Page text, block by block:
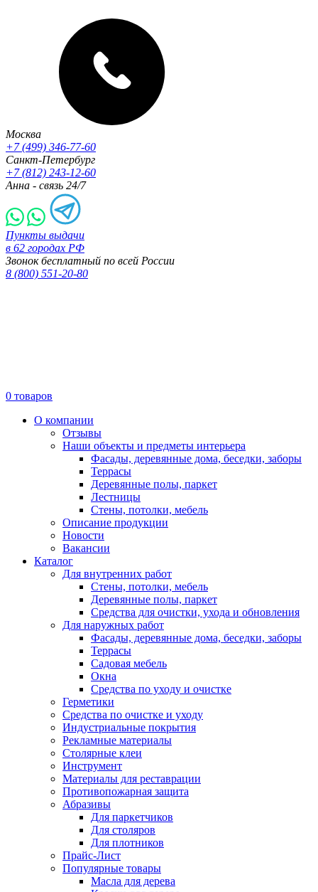
Москва
+7 (499) 346-77-60
Санкт-Петербург
+7 (812) 243-12-60
Анна - связь 24/7
Пункты выдачи
в 62 городах РФ
Звонок бесплатный по всей России
8 (800) 551-20-80
0 товаров
О компании
Отзывы
Наши объекты и предметы интерьера
Фасады, деревянные дома, беседки, заборы
Террасы
Деревянные полы, паркет
Лестницы
Стены, потолки, мебель
Описание продукции
Новости
Вакансии
Каталог
Для внутренних работ
Стены, потолки, мебель
Деревянные полы, паркет
Средства для очистки, ухода и обновления
Для наружных работ
Фасады, деревянные дома, беседки, заборы
Террасы
Садовая мебель
Окна
Средства по уходу и очистке
Герметики
Средства по очистке и уходу
Индустриальные покрытия
Рекламные материалы
Столярные клеи
Инструмент
Материалы для реставрации
Противопожарная защита
Абразивы
Для паркетчиков
Для столяров
Для плотников
Прайс-Лист
Популярные товары
Масла для дерева